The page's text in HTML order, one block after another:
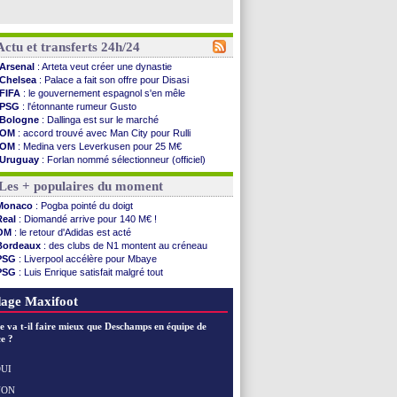
et transferts 24h/24
Arsenal : Arteta veut créer une dynastie
Chelsea : Palace a fait son offre pour Disasi
FIFA : le gouvernement espagnol s'en mêle
PSG : l'étonnante rumeur Gusto
Bologne : Dallinga est sur le marché
OM : accord trouvé avec Man City pour Rulli
OM : Medina vers Leverkusen pour 25 M€
Uruguay : Forlan nommé sélectionneur (officiel)
Séville: Juanlu signe à Bournemouth (officiel)
PSG : Ndjantou heureux d'avoir rejoué
Real: Diomandé pour 140 M€ ! (officiel)
Man City : Rodri préfère le Barça au Real !
Rennes: Aït Boudlal veut rejoindre Fulham
Aston Villa: Liverpool cible aussi Konsa
OM: une approche pour Diatta
Le Havre: Diaw va signer à Lille
Trabzonspor: Salah a signé ! (officiel)
FIFA : Al-Khelaïfi président ? Tebas dit non
: Mavuba n'est plus l'entraîneur (off.)
Galatasaray
Real
+ populaires du moment
: Pogba pointé du doigt
: Diomandé arrive pour 140 M€ !
: le retour d'Adidas est acté
: des clubs de N1 montent au créneau
: Liverpool accélère pour Mbaye
: Luis Enrique satisfait malgré tout
: Fonseca prend cher sur les réseaux
Maxifoot
va t-il faire mieux que Deschamps en équipe de
?